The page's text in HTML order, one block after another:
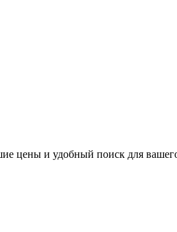
цены и удобный поиск для